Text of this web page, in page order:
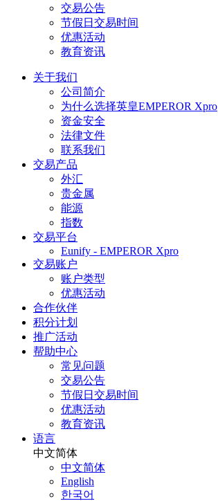
交易公告
节假日交易时间
优惠活动
教育资讯
关于我们
公司简介
为什么选择英皇EMPEROR Xpro
资金安全
法律文件
联系我们
交易产品
外汇
贵金属
能源
指数
交易平台
Eunify - EMPEROR Xpro
交易账户
账户类型
优惠活动
合作伙伴
积分计划
推广活动
帮助中心
常见问题
交易公告
节假日交易时间
优惠活动
教育资讯
语言
中文简体
中文简体
English
한국어